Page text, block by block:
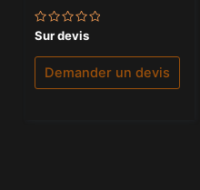
Note
0
sur
Sur devis
Demander un devis